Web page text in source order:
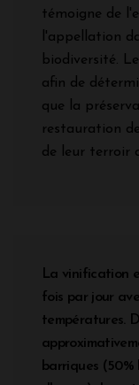
témoigne de
l'appellation
biodiversité.
afin de
que la
restauration
de leur terroir
La vinification
fois par jour
températures.
barriques (50%